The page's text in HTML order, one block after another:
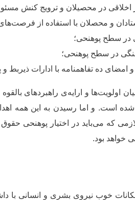
در محصیلان و ترویج کنش
و محصلان با استفاده از فرصت
در سطح پوهنحی؛
در سطح پوهنحی؛
ده تفاهم­نامه با ادارات ذی­ربط و
اولویتها و ارایهی راهبردهای بالقوه
شده است. و اما رسیدن به این همه
که میباید در اختیار پوهنحی
خواهد بود.
خوب نیروی بشری و انسانی با